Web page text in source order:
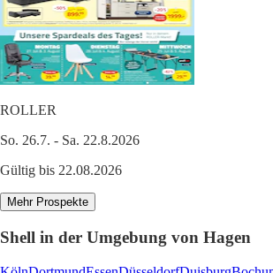
ROLLER
So. 26.7. - Sa. 22.8.2026
Gültig bis 22.08.2026
Mehr Prospekte
Shell in der Umgebung von Hagen